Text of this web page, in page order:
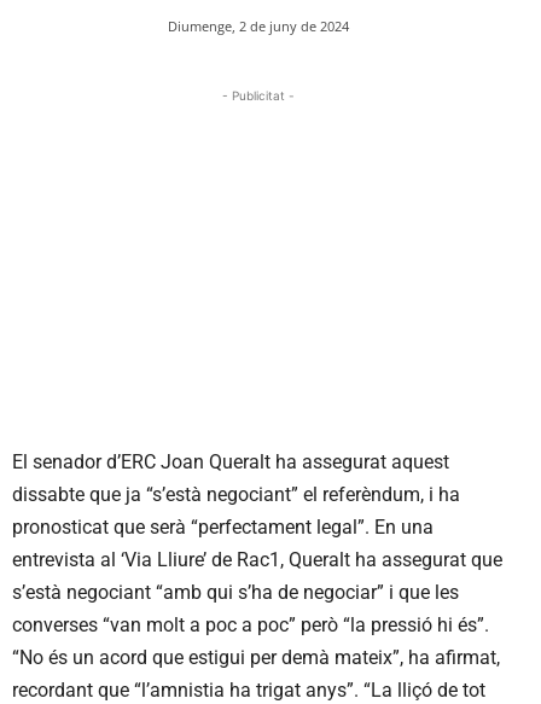
Diumenge, 2 de juny de 2024
- Publicitat -
El senador d’ERC Joan Queralt ha assegurat aquest
dissabte que ja “s’està negociant” el referèndum, i ha
pronosticat que serà “perfectament legal”. En una
entrevista al ‘Via Lliure’ de Rac1, Queralt ha assegurat que
s’està negociant “amb qui s’ha de negociar” i que les
converses “van molt a poc a poc” però “la pressió hi és”.
“No és un acord que estigui per demà mateix”, ha afirmat,
recordant que “l’amnistia ha trigat anys”. “La lliçó de tot